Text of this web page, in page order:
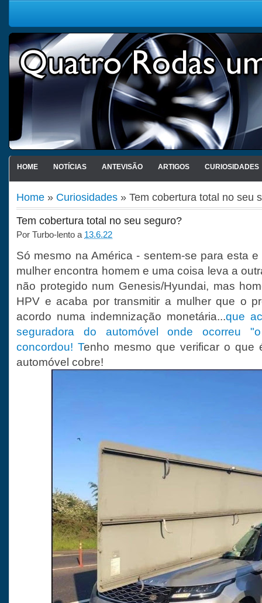
HOME NOTÍCIAS ANTEVISÃO ARTIGOS CURIOSIDADES
Home » Curiosidades » Tem cobertura total no seu
Tem cobertura total no seu seguro?
Por Turbo-lento a 13.6.22
Só mesmo na América - sentem-se para esta
mulher encontra homem e uma coisa leva a
não protegido num Genesis/Hyundai, mas
HPV e acaba por transmitir a mulher que o
acordo numa indemnização monetária...que
seguradora do automóvel onde ocorreu
concordou! Tenho mesmo que verificar o que
automóvel cobre!